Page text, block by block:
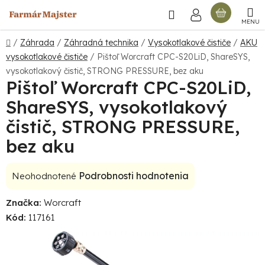
na
obsah
Hľadať
Domov
/ Záhrada / Záhradná technika / Vysokotlakové čističe / AKU
vysokotlakové čističe / Pištoľ Worcraft CPC-S20LiD, ShareSYS,
vysokotlakový čistič, STRONG PRESSURE, bez aku
Pištoľ Worcraft CPC-S20LiD,
ShareSYS, vysokotlakový
čistič, STRONG PRESSURE,
bez aku
Priemerné
produktu
je
Neohodnotené Podrobnosti hodnotenia
Značka: Worcraft
Kód: 117161